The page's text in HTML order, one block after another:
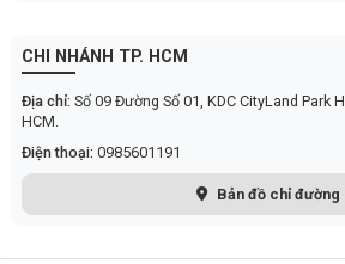
CHI NHÁNH TP. HCM
Địa chỉ: Số 09 Đường Số 01, KDC CityLand Park
HCM.
Điện thoại: 0985601191
Bản đồ chỉ đường